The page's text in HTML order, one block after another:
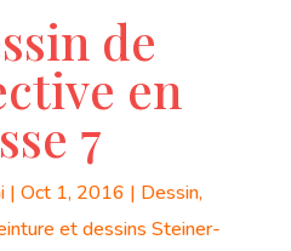
de
en
7
| Oct 1, 2016 | Dessin,
et dessins Steiner-